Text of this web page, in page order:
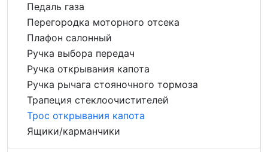
Педаль газа
Перегородка моторного отсека
Плафон салонный
Ручка выбора передач
Ручка открывания капота
Ручка рычага стояночного тормоза
Трапеция стеклоочистителей
Трос открывания капота
Ящики/карманчики